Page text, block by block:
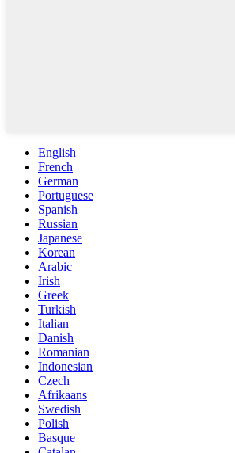
English
French
German
Portuguese
Spanish
Russian
Japanese
Korean
Arabic
Irish
Greek
Turkish
Italian
Danish
Romanian
Indonesian
Czech
Afrikaans
Swedish
Polish
Basque